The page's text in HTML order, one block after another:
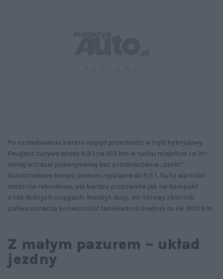
Po rozładowaniu baterii napęd przechodzi w tryb hybrydowy.
Peugeot zużywa wtedy 6,9 l na 100 km w ruchu miejskim i o litr
mniej w trasie pokonywanej bez przekraczania „setki”.
Autostradowe tempo podnosi spalanie do 9,5 l. Są to wartości
może nie rekordowe, ale bardzo przyzwoite jak na kompakt
o tak dobrych osiągach. Niezbyt duży, 40-litrowy zbiornik
paliwa oznacza konieczność tankowania średnio co ok. 600 km.
Z małym pazurem – układ
jezdny